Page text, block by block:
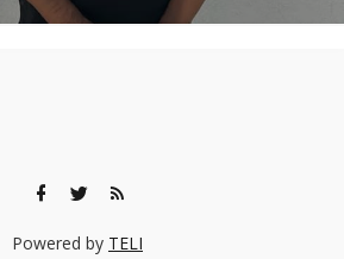
Powered by TELI